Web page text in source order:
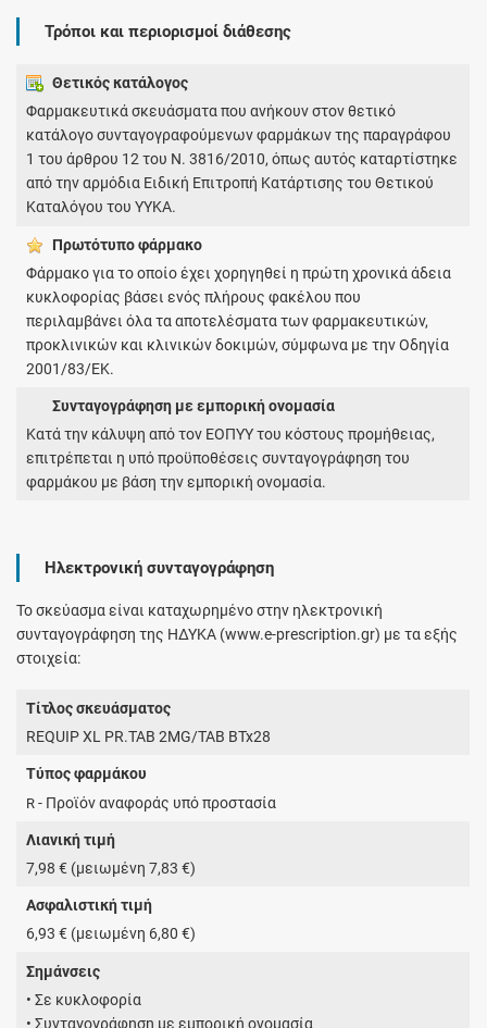
Τρόποι και περιορισμοί διάθεσης
Θετικός κατάλογος
Φαρμακευτικά σκευάσματα που ανήκουν στον θετικό
κατάλογο συνταγογραφούμενων φαρμάκων της παραγράφου
1 του άρθρου 12 του Ν. 3816/2010, όπως αυτός καταρτίστηκε
από την αρμόδια Ειδική Επιτροπή Κατάρτισης του Θετικού
Καταλόγου του ΥΥΚΑ.
Πρωτότυπο φάρμακo
Φάρμακο για το οποίο έχει χορηγηθεί η πρώτη χρονικά άδεια
κυκλοφορίας βάσει ενός πλήρους φακέλου που
περιλαμβάνει όλα τα αποτελέσματα των φαρμακευτικών,
προκλινικών και κλινικών δοκιμών, σύμφωνα με την Οδηγία
2001/83/ΕΚ.
Συνταγογράφηση με εμπορική ονομασία
Κατά την κάλυψη από τον ΕΟΠΥΥ του κόστους προμήθειας,
επιτρέπεται η υπό προϋποθέσεις συνταγογράφηση του
φαρμάκου με βάση την εμπορική ονομασία.
Ηλεκτρονική συνταγογράφηση
Το σκεύασμα είναι καταχωρημένο στην ηλεκτρονική
συνταγογράφηση της ΗΔΥΚΑ (www.e-prescription.gr) με τα εξής
στοιχεία:
Τίτλος σκευάσματος
REQUIP XL PR.TAB 2MG/TAB BTx28
Τύπος φαρμάκου
R - Προϊόν αναφοράς υπό προστασία
Λιανική τιμή
7,98 € (μειωμένη 7,83 €)
Ασφαλιστική τιμή
6,93 € (μειωμένη 6,80 €)
Σημάνσεις
• Σε κυκλοφορία
• Συνταγογράφηση με εμπορική ονομασία